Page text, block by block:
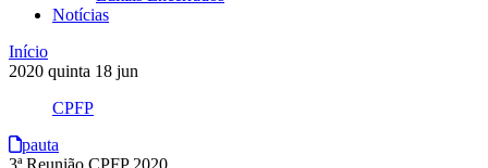
Notícias
Início
2020 quinta 18 jun
CPFP
pauta
3ª Reunião CPFP 2020